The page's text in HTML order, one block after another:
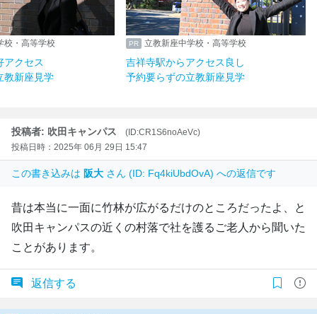
校・高等学校
アクセス
教新座見学
立教新座中学校・高等学校
吉祥寺駅からアクセス良し
予約要らずの立教新座見学
投稿者: 吹田キャンパス
(ID:CR1S6noAeVc)
投稿日時：2025年 06月 29日 15:47
この書き込みは 阪大 さん (ID: Fq4kiUbdOvA) への返信です
昔は本当に一面に竹林が広がるだけのところだったよ、と
吹田キャンパスの近くの村落で社を護るご老人から聞いた
ことがあります。
返信する